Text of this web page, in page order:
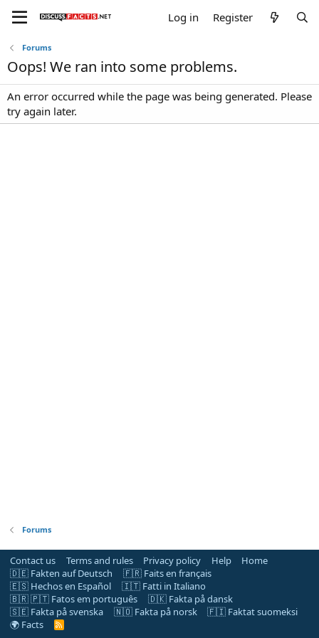
Log in Register
Forums
Oops! We ran into some problems.
An error occurred while the page was being generated. Please
try again later.
Forums
Contact us Terms and rules Privacy policy Help
Home
🇩🇪 Fakten auf Deutsch
🇫🇷 Faits en français
🇪🇸 Hechos en Español
🇮🇹 Fatti in Italiano
🇧🇷 🇵🇹 Fatos em português
🇩🇰 Fakta på dansk
🇸🇪 Fakta på svenska
🇳🇴 Fakta på norsk
🇫🇮 Faktat suomeksi
🌍 Facts
R